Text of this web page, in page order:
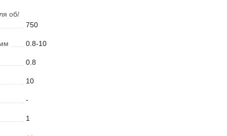
об/
750
0.8-10
0.8
10
-
1